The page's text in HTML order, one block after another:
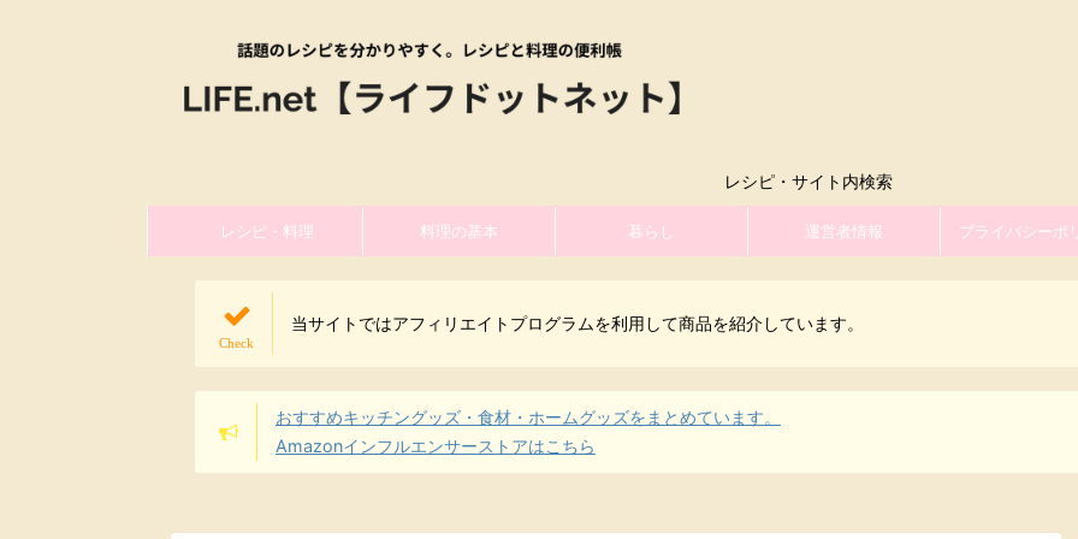
レシピ・サイト内検索
レシピ・料理 料理の基本 暮らし 運営者情報 プライバシーポ
当サイトではアフィリエイトプログラムを利用して商品を紹介しています。
おすすめキッチングッズ・食材・ホームグッズをまとめています。
Amazonインフルエンサーストアはこちら